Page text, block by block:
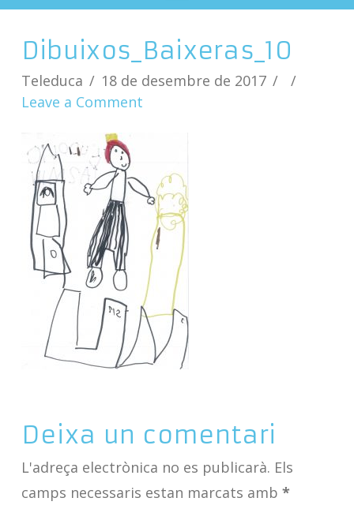
Dibuixos_Baixeras_10
Teleduca
18 de desembre de 2017
Leave a Comment
Deixa un comentari
L'adreça electrònica no es publicarà. Els
camps necessaris estan marcats amb *